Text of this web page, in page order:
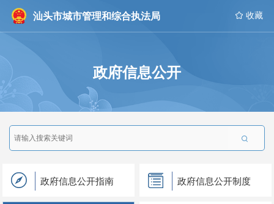
汕头市城市管理和综合执法局  收藏
政府信息公开

政府信息公开指南 政府信息公开制度